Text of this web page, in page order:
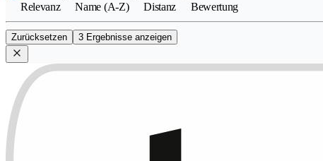
Relevanz Name (A-Z) Distanz Bewertung
Zurücksetzen 3 Ergebnisse anzeigen